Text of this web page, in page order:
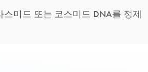
미드 또는 코스미드 DNA를 정제